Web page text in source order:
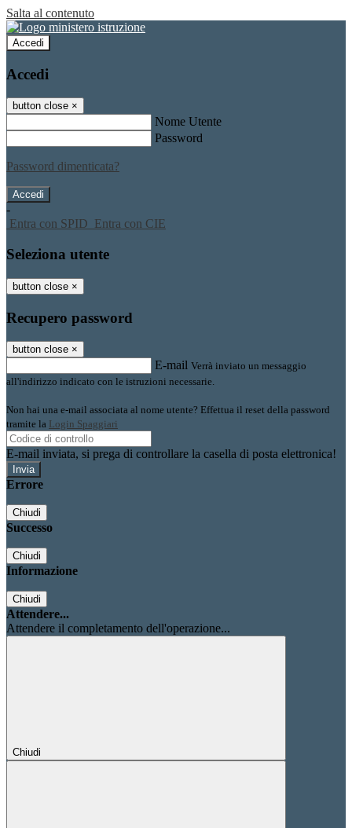
Salta al contenuto
Accedi
Accedi
button close ×
Nome Utente
Password
Password dimenticata?
-
Entra con SPID Entra con CIE
Seleziona utente
button close ×
Recupero password
button close ×
E-mail Verrà inviato un messaggio
all'indirizzo indicato con le istruzioni necessarie.
Non hai una e-mail associata al nome utente? Effettua il reset della password
tramite la Login Spaggiari
E-mail inviata, si prega di controllare la casella di posta elettronica!
Errore
Chiudi
Successo
Chiudi
Informazione
Chiudi
Attendere...
Attendere il completamento dell'operazione...
Chiudi